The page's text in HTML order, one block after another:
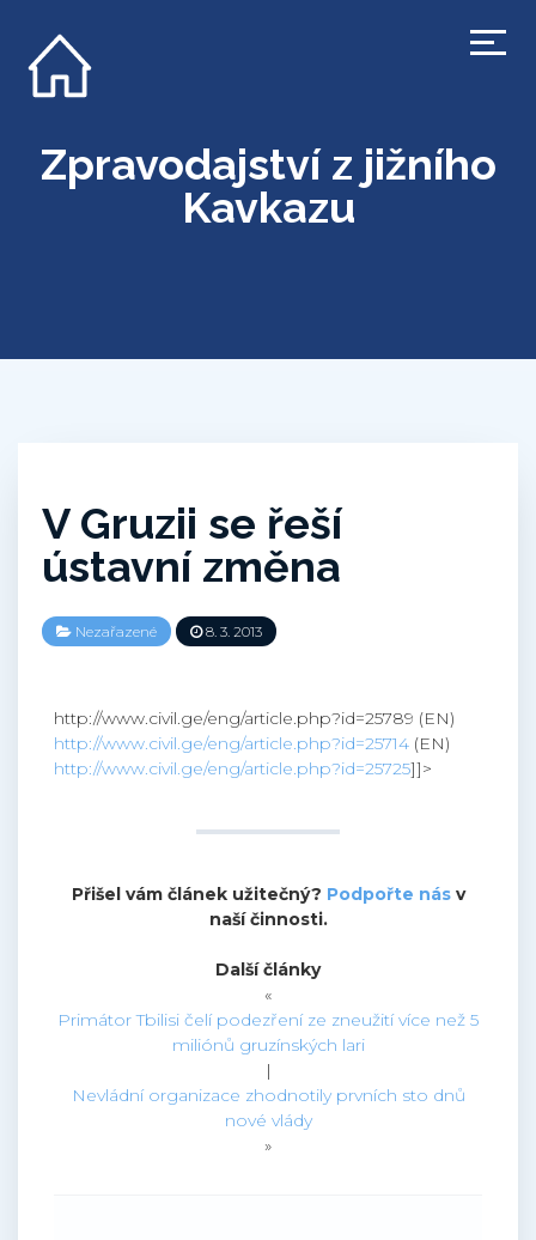
Zpravodajství z jižního
Kavkazu
V Gruzii se řeší
ústavní změna
Nezařazené 8. 3. 2013
http://www.civil.ge/eng/article.php?id=25789 (EN)
http://www.civil.ge/eng/article.php?id=25714 (EN)
http://www.civil.ge/eng/article.php?id=25725]]>
Přišel vám článek užitečný? Podpořte násv
naší činnosti.
Další články
«
Primátor Tbilisi čelí podezření ze zneužití více než 5
miliónů gruzínských lari
|
Nevládní organizace zhodnotily prvních sto dnů
nové vlády
»